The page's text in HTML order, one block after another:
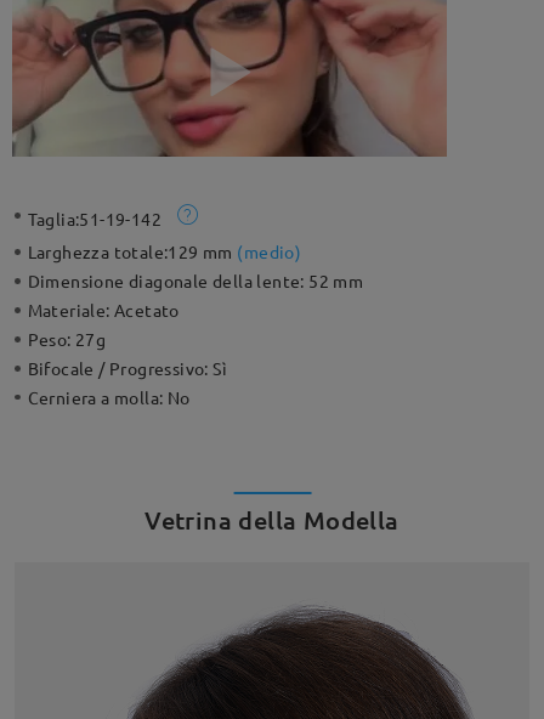
Taglia:51-19-142
Larghezza totale:129 mm (medio)
Dimensione diagonale della lente: 52 mm
Materiale:Acetato
Peso: 27g
Bifocale / Progressivo:Sì
Cerniera a molla: No
Vetrina della Modella